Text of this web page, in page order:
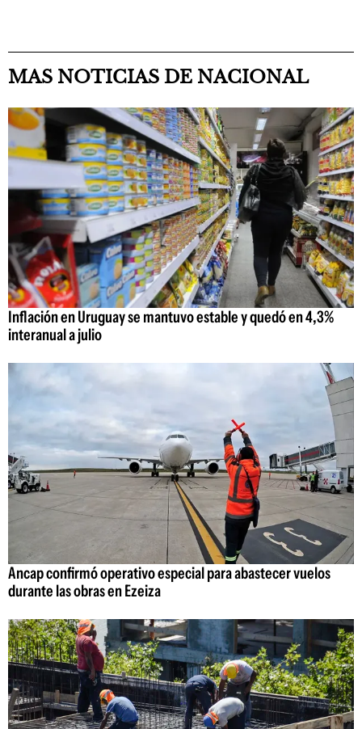
MAS NOTICIAS DE NACIONAL
Inflación en Uruguay se mantuvo estable y quedó en 4,3%
interanual a julio
Ancap confirmó operativo especial para abastecer vuelos
durante las obras en Ezeiza